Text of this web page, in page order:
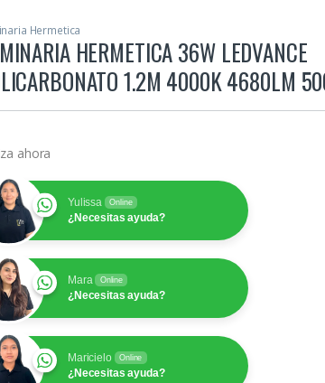
Hermetica
HERMETICA 36W LEDVANCE
1.2M 4000K 4680LM
ahora
Yulissa Online
¿Necesitas ayuda?
Mara Online
¿Necesitas ayuda?
Maricielo Online
¿Necesitas ayuda?